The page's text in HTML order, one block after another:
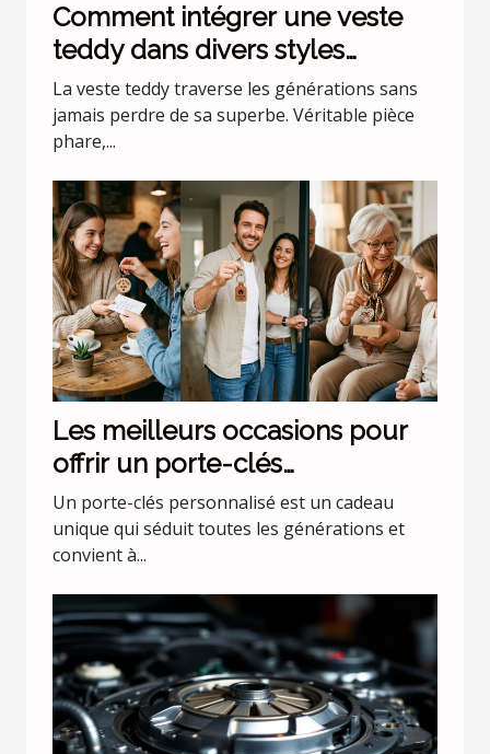
Comment intégrer une veste
teddy dans divers styles
vestimentaires ?
La veste teddy traverse les générations sans
jamais perdre de sa superbe. Véritable pièce
phare,...
Les meilleurs occasions pour
offrir un porte-clés
personnalisé
Un porte-clés personnalisé est un cadeau
unique qui séduit toutes les générations et
convient à...